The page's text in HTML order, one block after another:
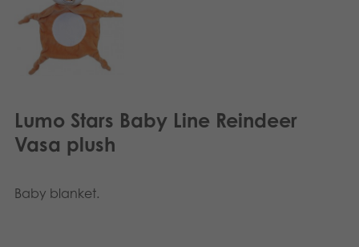
Lumo Stars Baby Line Reindeer
Vasa plush
Baby blanket.